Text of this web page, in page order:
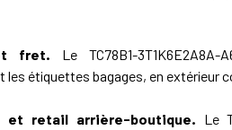
fret. Le TC78B1-
les étiquettes bagages, en extérieur
et retail arrière-boutique. Le